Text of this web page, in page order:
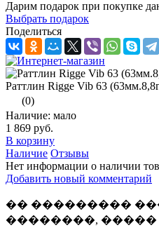
Дарим подарок при покупке
Выбрать подарок
Поделиться
Раттлин Rigge Vib 63
(0)
Наличие: мало
1 869 руб.
В корзину
Наличие Отзывы
Нет информации о наличии
Добавить новый комментарий
�� ���������
��������,